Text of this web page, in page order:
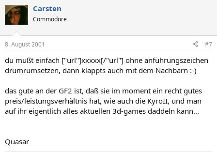
Carsten
Commodore
8. August 2001 #7
du mußt einfach ["url"]xxxxx[/"url"] ohne anführungszeichen
drumrumsetzen, dann klappts auch mit dem Nachbarn :-)
das gute an der GF2 ist, daß sie im moment ein recht gutes
preis/leistungsverhältnis hat, wie auch die KyroII, und man
auf ihr eigentlich alles aktuellen 3d-games daddeln kann...
Quasar